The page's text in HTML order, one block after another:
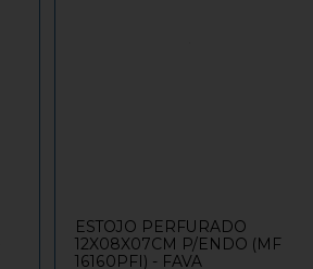
ESTOJO PERFURADO
12X08X07CM P/ENDO (MF
16160PFI) - FAVA